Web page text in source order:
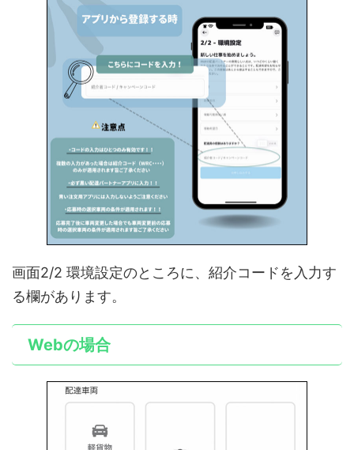
画面2/2 環境設定のところに、紹介コードを入力す
る欄があります。
Webの場合